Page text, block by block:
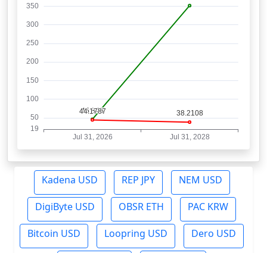
Kadena USD REP JPY NEM USD
DigiByte USD OBSR ETH PAC KRW
Bitcoin USD Loopring USD Dero USD